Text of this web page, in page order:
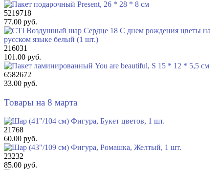
5219718
77.00 руб.
216031
101.00 руб.
6582672
33.00 руб.
Товары на 8 марта
21768
60.00 руб.
23232
85.00 руб.